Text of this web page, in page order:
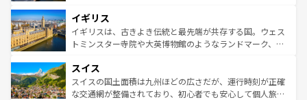
いる。シャンパンの発祥地であるランス、プロヴァンスの
香り高いラベンダー畑など、多彩な楽しみ方が可能だ。さ
らに、パリ以外の地域にも魅力が溢れており、どの街角に
れる地方に足を運ぶとそれぞれで全く異なる文化を体験で
きるだろう。 なお、新着のフランス情報はコンテンツ一覧
を参照してほしい。
顔を持つこの国は、どこを歩いても飽きることがない。ベ
ルリンの文化的活気、バイエルン州のアルプスの絶景、そ
してライン川沿いのワイン畑といった風景は必見。ビール
は、お酒好きな人にはぜひ体験してほしい。 なお、新着の
ドイツ情報はコンテンツ一覧を参照してほしい。
イギリス
イギリスは、古きよき伝統と最先端が共存する国。ウェス
トミンスター寺院や大英博物館のようなランドマーク、歴
リアごとに異なる魅力がある。また、優雅なアフタヌーン
ティー、ビール好きにはたまらない英国パブ、サッカー観
戦など、本場だからこそできる体験も豊富。イギリスを旅
スイス
スイスの国土面積は九州ほどの広さだが、運行時刻が正確
な交通網が整備されており、初心者でも安心して個人旅行